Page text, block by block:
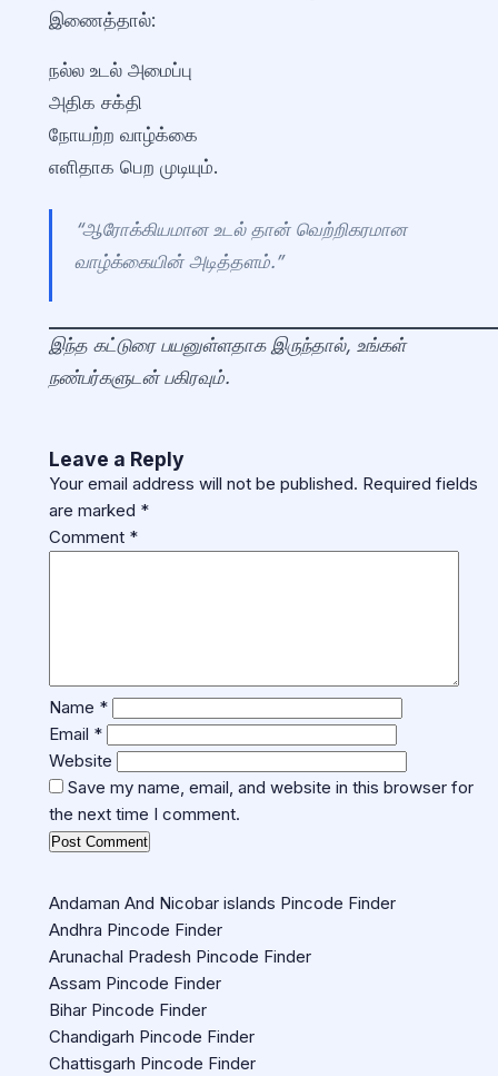
இணைத்தால்:
நல்ல உடல் அமைப்பு
அதிக சக்தி
நோயற்ற வாழ்க்கை
எளிதாக பெற முடியும்.
“ஆரோக்கியமான உடல் தான் வெற்றிகரமான
வாழ்க்கையின் அடித்தளம்.”
இந்த கட்டுரை பயனுள்ளதாக இருந்தால், உங்கள்
நண்பர்களுடன் பகிரவும்.
Leave a Reply
Your email address will not be published. Required fields
are marked *
Comment *
Name *
Email *
Website
Save my name, email, and website in this browser for
the next time I comment.
Andaman And Nicobar islands Pincode Finder
Andhra Pincode Finder
Arunachal Pradesh Pincode Finder
Assam Pincode Finder
Bihar Pincode Finder
Chandigarh Pincode Finder
Chattisgarh Pincode Finder